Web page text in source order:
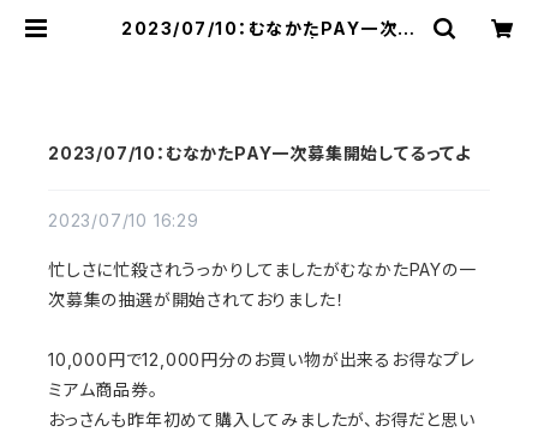
2023/07/10：むなかたPAY一次募
2023/07/10：むなかたPAY一次募集開始してるってよ
2023/07/10 16:29
忙しさに忙殺されうっかりしてましたがむなかたPAYの一
次募集の抽選が開始されておりました！
10,000円で12,000円分のお買い物が出来るお得なプレ
ミアム商品券。
おっさんも昨年初めて購入してみましたが、お得だと思い